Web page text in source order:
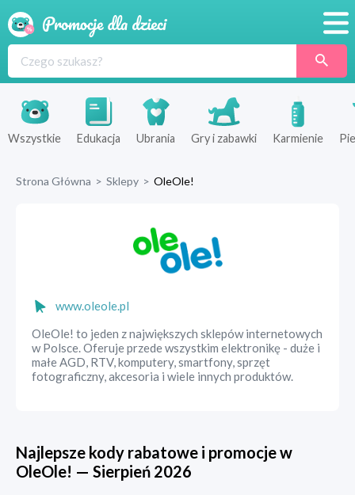
Produkty
Sklepy
Wszystkie Edukacja Ubrania Gry i zabawki Karmienie
Strona Główna > Sklepy > OleOle!
www.oleole.pl
OleOle! to jeden z największych sklepów internetowych
w Polsce. Oferuje przede wszystkim elektronikę - duże i
małe AGD, RTV, komputery, smartfony, sprzęt
fotograficzny, akcesoria i wiele innych produktów.
Najlepsze kody rabatowe i promocje w
OleOle! — Sierpień 2026